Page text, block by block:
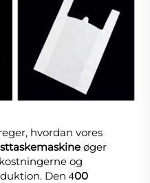
hvordan vores
øger
og
Den 400